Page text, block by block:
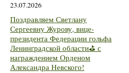
23.07.2026
Поздравляем Светлану
Сергеевну Журову, вице-
президента Федерации гольфа
Ленинградской области⛳ с
награждением Орденом
Александра Невского!